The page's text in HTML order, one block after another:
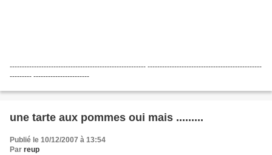
-------------------------------------------------------- -----------------------------------------------
--------- -----------------------
une tarte aux pommes oui mais .........
Publié le 10/12/2007 à 13:54
Par reup